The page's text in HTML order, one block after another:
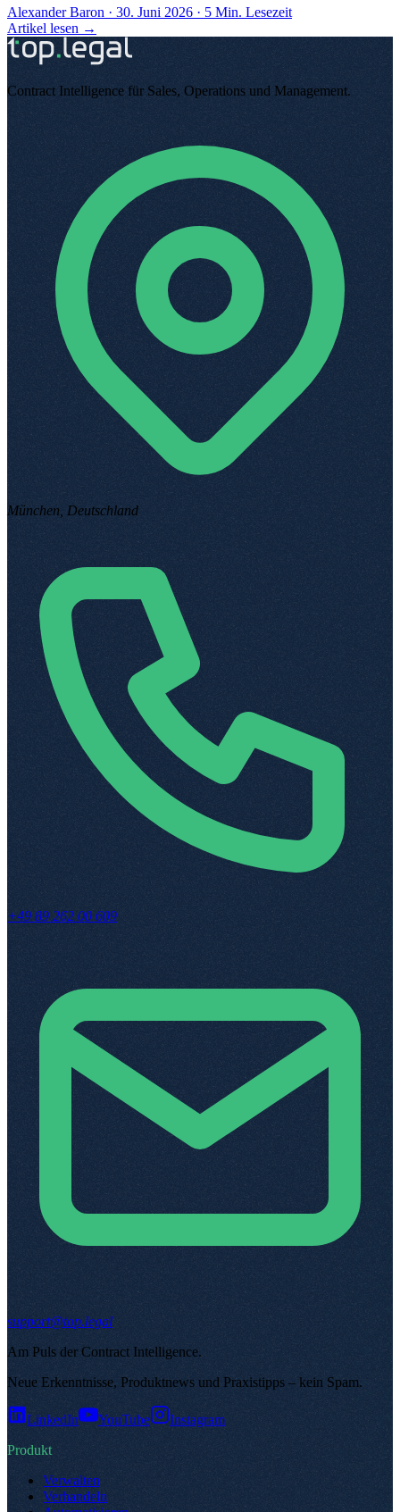
Alexander Baron · 30. Juni 2026 · 5 Min. Lesezeit
Artikel lesen →
Contract Intelligence für Sales, Operations und Management.
München, Deutschland
+49 89 262 00 609
support@top.legal
Am Puls der Contract Intelligence.
Neue Erkenntnisse, Produktnews und Praxistipps – kein Spam.
LinkedIn YouTube
Instagram
Produkt
Verwalten
Verhandeln